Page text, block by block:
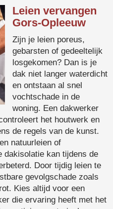
Leien vervangen
Gors-Opleeuw
Zijn je leien poreus,
gebarsten of gedeeltelijk
losgekomen? Dan is je
dak niet langer waterdicht
en ontstaan al snel
vochtschade in de
woning. Een dakwerker
het houtwerk en
de regels van de kunst.
natuurleien of
dakisolatie kan tijdens de
Door tijdig leien te
gevolgschade zoals
Kies altijd voor een
die ervaring heeft met het